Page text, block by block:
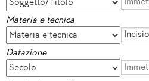
Materia e tecnica
Datazione